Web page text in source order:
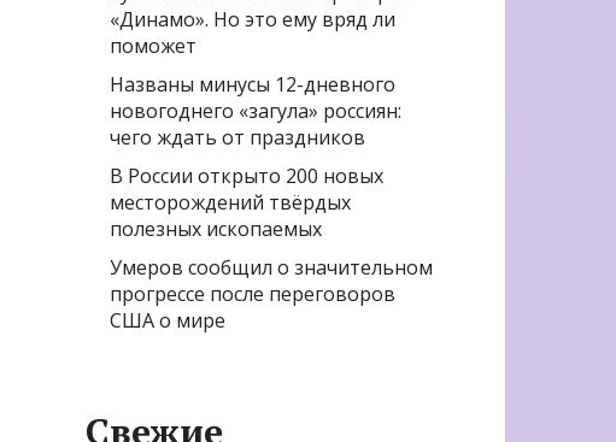
«Динамо». Но это ему вряд ли
поможет
Названы минусы 12-дневного
новогоднего «загула» россиян:
чего ждать от праздников
В России открыто 200 новых
месторождений твёрдых
полезных ископаемых
Умеров сообщил о значительном
прогрессе после переговоров
США о мире
Свежие